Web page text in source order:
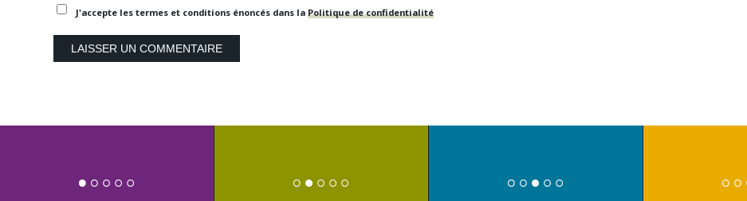
J'accepte les termes et conditions énoncés dans la Politique de confidentialité